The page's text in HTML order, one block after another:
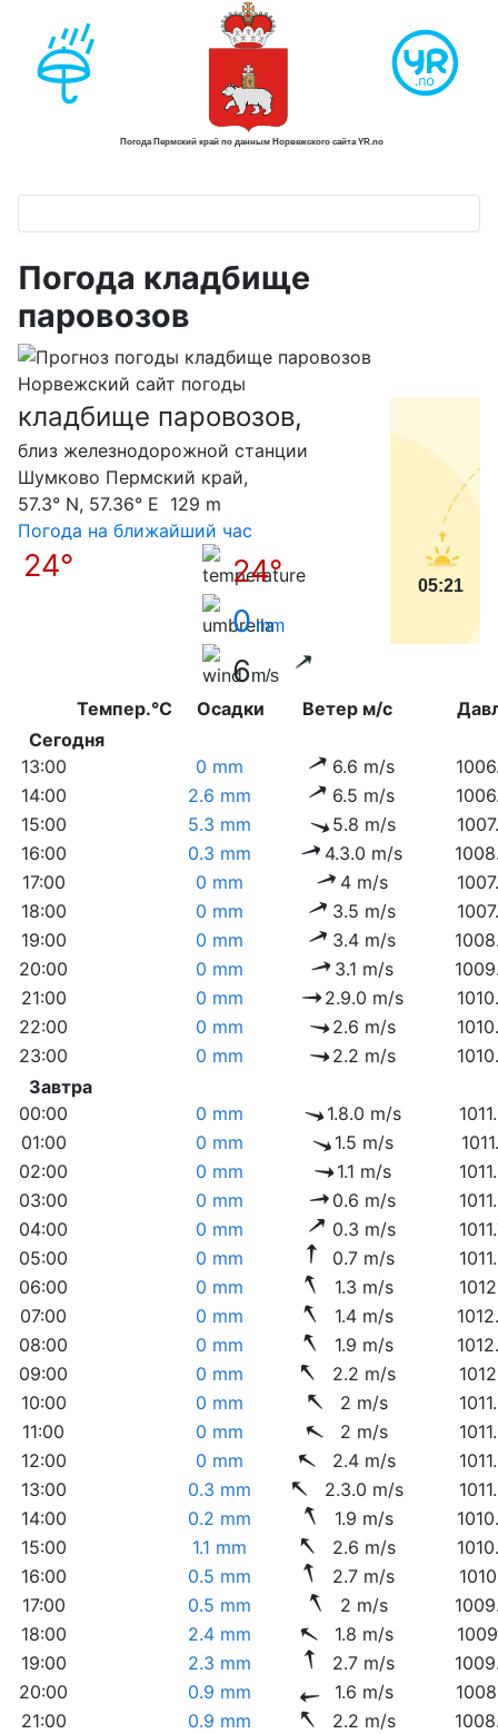
Погода кладбище
паровозов
кладбище паровозов,
близ железнодорожной станции
Шумково Пермский край,
57.3° N, 57.36° E 129 m
Погода на ближайший час
24°
24°
0mm
6m/s
05:21
Темпер.°C Осадки Ветер м/с
Сегодня
13:00
0 mm 6.6 m/s
14:00
2.6 mm 6.5 m/s
15:00
5.3 mm 5.8 m/s
16:00
0.3 mm 4.3.0 m/s
17:00
0 mm 4 m/s
18:00
0 mm 3.5 m/s
19:00
0 mm 3.4 m/s
20:00
0 mm 3.1 m/s
21:00
0 mm 2.9.0 m/s
22:00
0 mm 2.6 m/s
23:00
0 mm 2.2 m/s
Завтра
00:00
0 mm 1.8.0 m/s
01:00
0 mm 1.5 m/s
02:00
0 mm 1.1 m/s
03:00
0 mm 0.6 m/s
04:00
0 mm 0.3 m/s
05:00
0 mm 0.7 m/s
06:00
0 mm 1.3 m/s
07:00
0 mm 1.4 m/s
08:00
0 mm 1.9 m/s
09:00
0 mm 2.2 m/s
10:00
0 mm 2 m/s
11:00
0 mm 2 m/s
12:00
0 mm 2.4 m/s
13:00
0.3 mm 2.3.0 m/s
14:00
0.2 mm 1.9 m/s
15:00
1.1 mm 2.6 m/s
16:00
0.5 mm 2.7 m/s
17:00
0.5 mm 2 m/s
18:00
2.4 mm 1.8 m/s
19:00
2.3 mm 2.7 m/s
20:00
0.9 mm 1.6 m/s
21:00
0.9 mm 2.2 m/s